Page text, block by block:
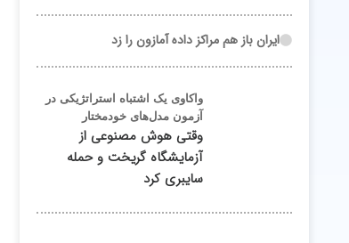
ایران باز هم مراکز داده آمازون را زد
واکاوی یک اشتباه استراتژیکی در
آزمون مدل‌های خودمختار
وقتی هوش مصنوعی از
آزمایشگاه گریخت و حمله
سایبری کرد